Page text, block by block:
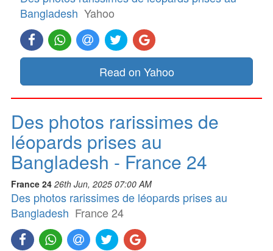
Bangladesh Yahoo
Read on Yahoo
Des photos rarissimes de
léopards prises au
Bangladesh - France 24
France 24 26th Jun, 2025 07:00 AM
Des photos rarissimes de léopards prises au
Bangladesh France 24